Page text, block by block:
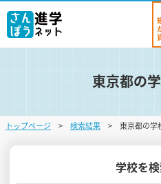
ログイン
・登録
学校を探す
オープンキャンパ
東京都の
トップページ 検索結果 東京都の学
学校を